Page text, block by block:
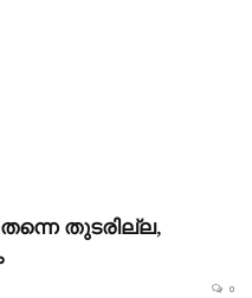
തുടരില്ല,
0